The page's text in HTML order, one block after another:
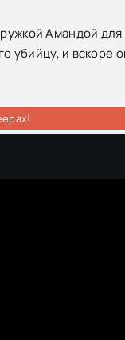
Амандой
убийцу, и вскоре